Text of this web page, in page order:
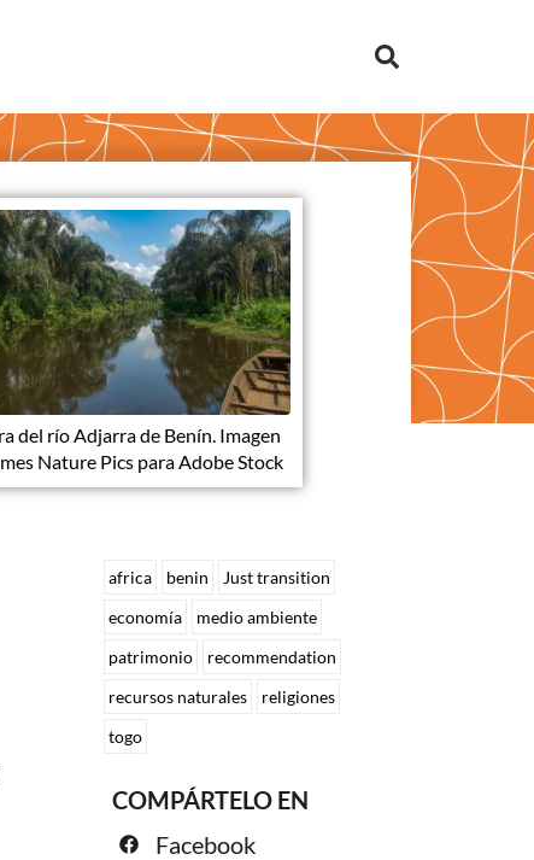
del río Adjarra de Benín. Imagen
Nature Pics para Adobe Stock
africa benin
Just transition
economía
medio ambiente
patrimonio
recommendation
recursos naturales
religiones
togo
COMPÁRTELO EN
Facebook